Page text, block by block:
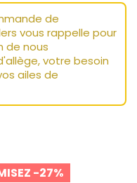
de
vous rappelle pour
de nous
votre besoin
ailes de
-27%